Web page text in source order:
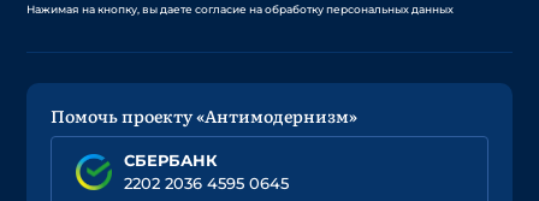
Нажимая на кнопку, вы даете согласие на обработку персональных данных
Помочь проекту «Антимодернизм»
СБЕРБАНК
2202 2036 4595 0645